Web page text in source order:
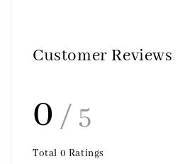
Customer Reviews
0 / 5
Total 0 Ratings